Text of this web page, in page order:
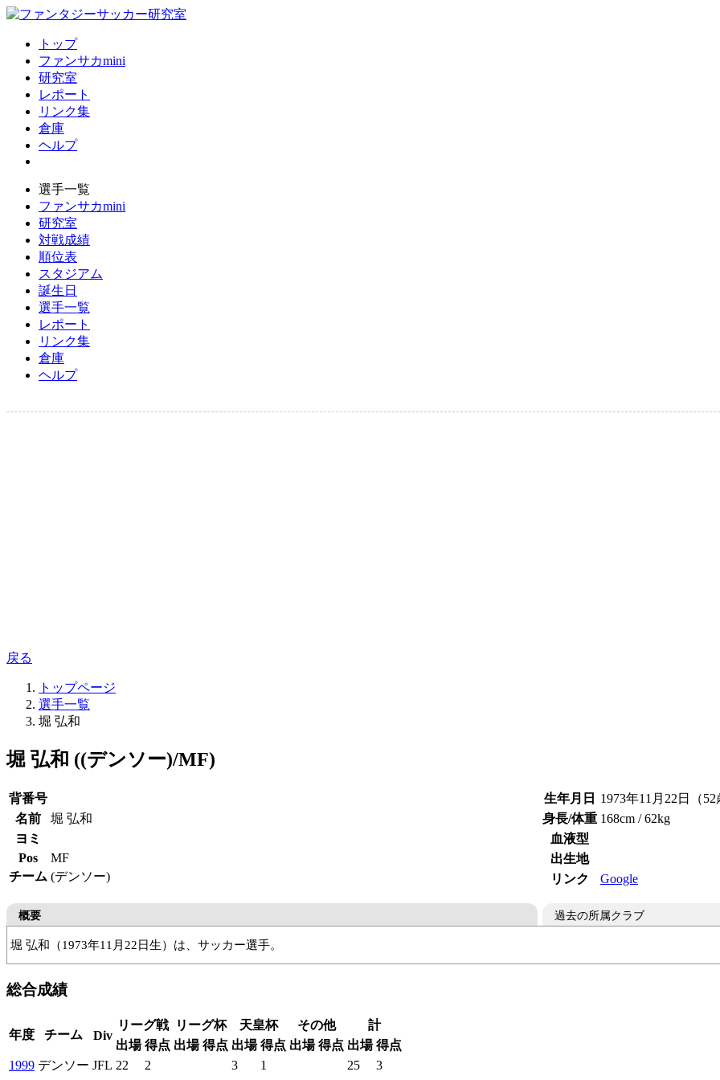
トップ
ファンサカmini
研究室
レポート
リンク集
倉庫
ヘルプ
選手一覧
ファンサカmini
研究室
対戦成績
順位表
スタジアム
誕生日
選手一覧
レポート
リンク集
倉庫
ヘルプ
戻る
トップページ
選手一覧
堀 弘和
堀 弘和 ((デンソー)/MF)
背番号
名前
堀 弘和
ヨミ
Pos
MF
チーム (デンソー)
生年月日
1973年11月22日（52
身長/体重 168cm / 62kg
血液型
出生地
リンク
Google
概要
堀 弘和（1973年11月22日生）は、サッカー選手。
過去の所属クラブ
総合成績
年度 チーム Div
リーグ戦 リーグ杯 天皇杯 その他
計
出場 得点 出場 得点 出場 得点 出場 得点 出場 得点
1999 デンソー JFL 22 2 3 1 25
3